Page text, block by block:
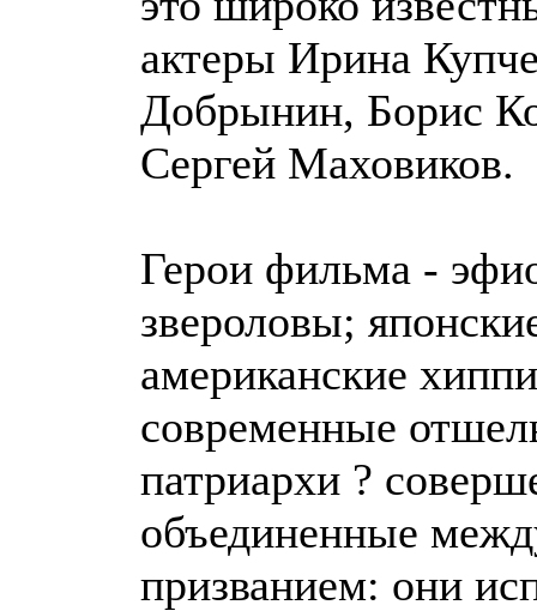
актеры Ирина
Добрынин, Борис
Сергей Маховиков.
Герои фильма -
звероловы;
американские
современные
патриархи ?
объединенные
призванием: они